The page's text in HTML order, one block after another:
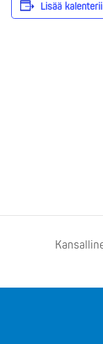
Lisää